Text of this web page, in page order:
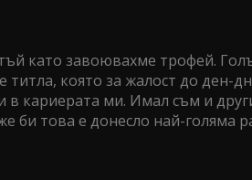
като завоювахме трофей.
титла, която за жалост до
кариерата ми. Имал съм и
би това е донесло най-голяма